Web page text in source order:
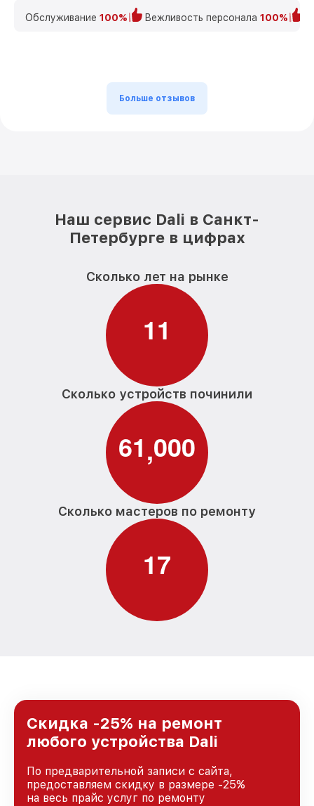
Обслуживание 100% Вежливость персонала 100%
Больше отзывов
Наш сервис Dali в Санкт-
Петербурге в цифрах
Сколько лет на рынке
11
Сколько устройств починили
61,000
Сколько мастеров по ремонту
17
Скидка -25% на ремонт
любого устройства Dali
По предварительной записи с сайта,
предоставляем скидку в размере -25%
на весь прайс услуг по ремонту